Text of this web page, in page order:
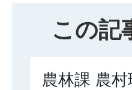
この記
農林課 農